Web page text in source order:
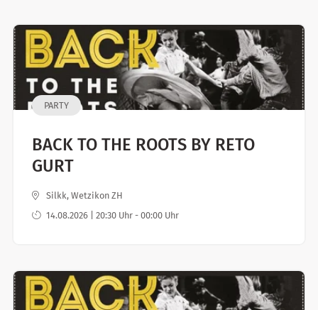
PARTY
BACK TO THE ROOTS BY RETO
GURT
Silkk, Wetzikon ZH
14.08.2026 | 20:30 Uhr - 00:00 Uhr